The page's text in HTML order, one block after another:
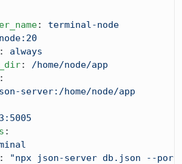
: terminal-node
node:20
: always
: /home/node/app
:
server:/home/node/app
:
: "npx json-server db.json --port